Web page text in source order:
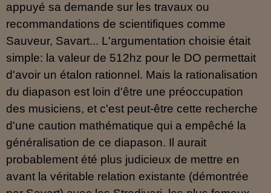
appuyé sa demande sur les travaux ou
recommandations de scientifiques comme
Sauveur, Savart... L'argumentation choisie était
simple: la valeur de 512hz pour le DO permettait
d'avoir un étalon rationnel. Mais la rationalisation
du diapason est loin d'être une préoccupation
des musiciens, et c'est peut-être cette recherche
d'une caution mathématique qui a empêché la
généralisation de ce diapason. Il aurait
probablement été plus judicieux de mettre en
avant la véritable relation existante (démontrée